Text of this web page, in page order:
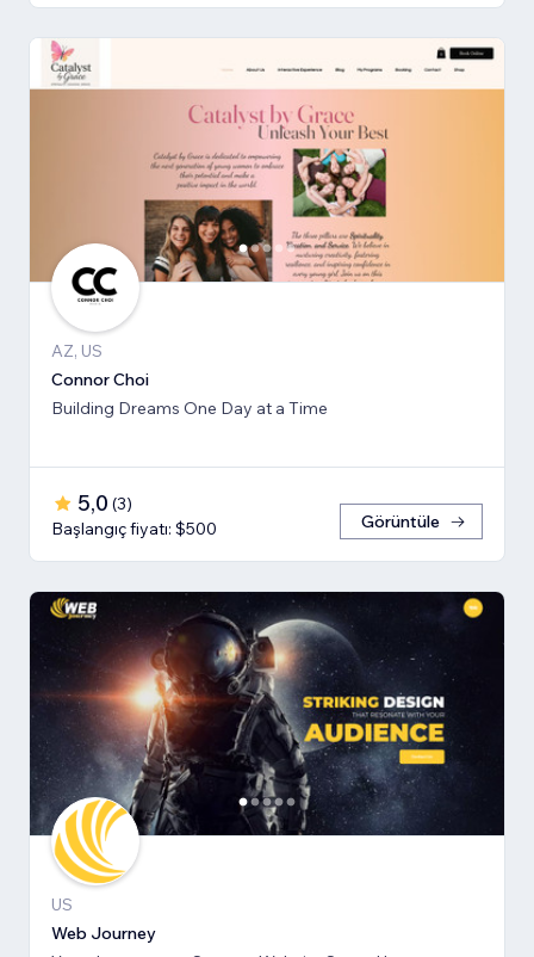
AZ, US
Connor Choi
Building Dreams One Day at a Time
5,0 (3)
Başlangıç fiyatı: $500
Görüntüle
US
Web Journey